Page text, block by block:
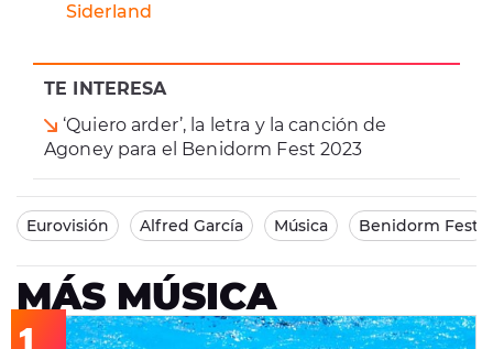
TE INTERESA
‘Quiero arder’, la letra y la canción de
Agoney para el Benidorm Fest 2023
Siderland
Eurovisión Alfred García Música Benidorm Fest
MÁS MÚSICA